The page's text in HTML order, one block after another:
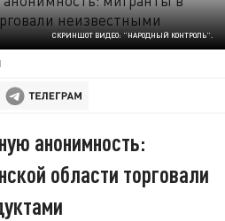
СКРИНШОТ ВИДЕО: "НАРОДНЫЙ КОНТРОЛЬ".
анонимность:
области торговали